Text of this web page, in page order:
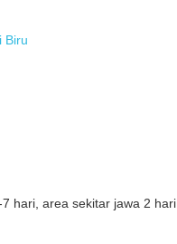
Biru
hari, area sekitar jawa 2 hari